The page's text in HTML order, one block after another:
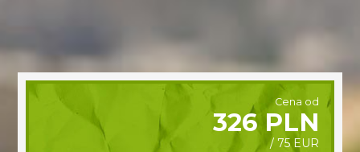
Cena od
326 PLN
/ 75 EUR